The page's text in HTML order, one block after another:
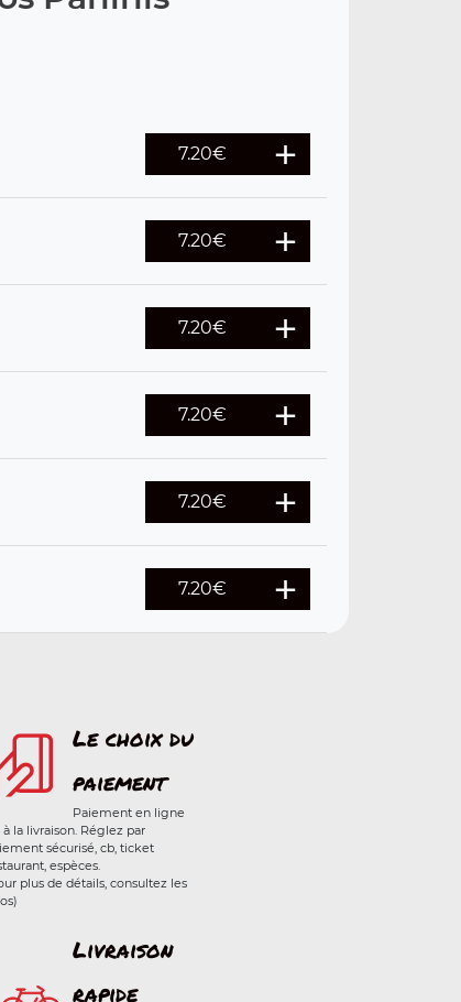
7.20€
7.20€
7.20€
7.20€
7.20€
7.20€
Le choix du
paiement
Paiement en ligne
à la livraison. Réglez par
sécurisé, cb, ticket
espèces.
plus de détails, consultez les
Livraison
rapide